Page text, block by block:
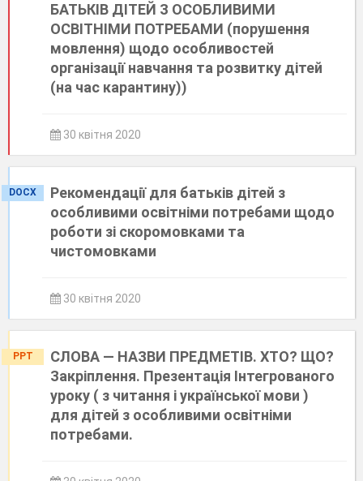
БАТЬКІВ ДІТЕЙ З ОСОБЛИВИМИ
ОСВІТНІМИ ПОТРЕБАМИ (порушення
мовлення) щодо особливостей
організації навчання та розвитку дітей
(на час карантину))
30 квітня 2020
DOCX
Рекомендації для батьків дітей з
особливими освітніми потребами щодо
роботи зі скоромовками та
чистомовками
30 квітня 2020
PPT
СЛОВА — НАЗВИ ПРЕДМЕТІВ. ХТО? ЩО?
Закріплення. Презентація Інтегрованого
уроку ( з читання і української мови )
для дітей з особливими освітніми
потребами.